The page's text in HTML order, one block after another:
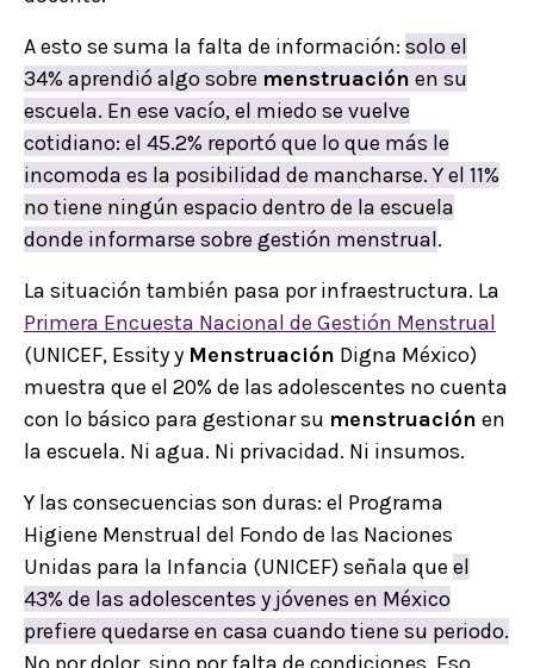
A esto se suma la falta de información: solo el
34% aprendió algo sobre menstruación en su
escuela. En ese vacío, el miedo se vuelve
cotidiano: el 45.2% reportó que lo que más le
incomoda es la posibilidad de mancharse. Y el 11%
no tiene ningún espacio dentro de la escuela
donde informarse sobre gestión menstrual.
La situación también pasa por infraestructura. La
Primera Encuesta Nacional de Gestión Menstrual
(UNICEF, Essity y Menstruación Digna México)
muestra que el 20% de las adolescentes no cuenta
con lo básico para gestionar su menstruación en
la escuela. Ni agua. Ni privacidad. Ni insumos.
Y las consecuencias son duras: el Programa
Higiene Menstrual del Fondo de las Naciones
Unidas para la Infancia (UNICEF) señala que el
43% de las adolescentes y jóvenes en México
prefiere quedarse en casa cuando tiene su periodo.